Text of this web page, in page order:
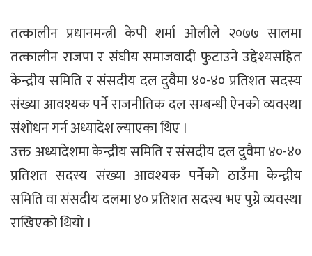
तत्कालीन प्रधानमन्त्री केपी शर्मा ओलीले २०७७ सालमा
तत्कालीन राजपा र संघीय समाजवादी फुटाउने उद्देश्यसहित
केन्द्रीय समिति र संसदीय दल दुवैमा ४०-४० प्रतिशत सदस्य
संख्या आवश्यक पर्ने राजनीतिक दल सम्बन्धी ऐनको व्यवस्था
संशोधन गर्न अध्यादेश ल्याएका थिए ।
उक्त अध्यादेशमा केन्द्रीय समिति र संसदीय दल दुवैमा ४०-४०
प्रतिशत सदस्य संख्या आवश्यक पर्नेको ठाउँमा केन्द्रीय
समिति वा संसदीय दलमा ४० प्रतिशत सदस्य भए पुग्ने व्यवस्था
राखिएको थियो ।